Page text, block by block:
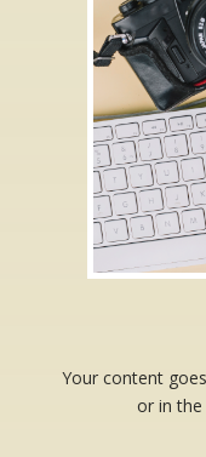
Your content
or in